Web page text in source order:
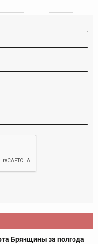
Брянщины за полгода